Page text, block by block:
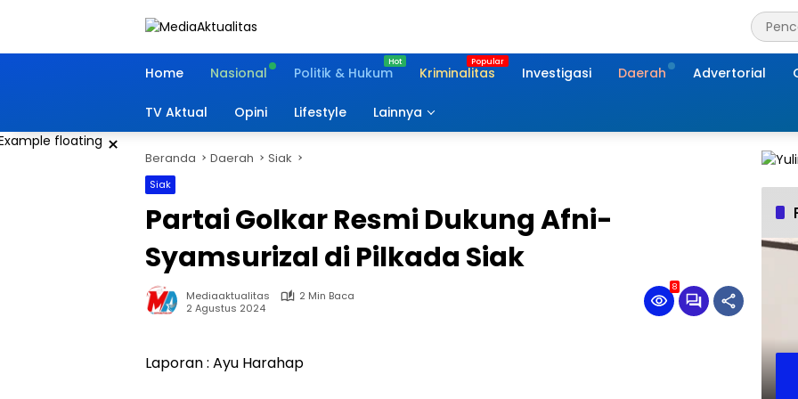
Home
Nasional Politik & Hukum Kriminalitas Investigasi Daerah Advertorial
TV Aktual Opini Lifestyle Lainnya
× Beranda Daerah Siak
Siak
Partai Golkar Resmi Dukung Afni-
Syamsurizal di Pilkada Siak
Mediaaktualitas
2 Min Baca
2 Agustus 2024
8
Laporan : Ayu Harahap